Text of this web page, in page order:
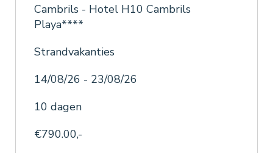
Cambrils - Hotel H10 Cambrils
Playa****
Strandvakanties
14/08/26 - 23/08/26
10 dagen
€790.00,-